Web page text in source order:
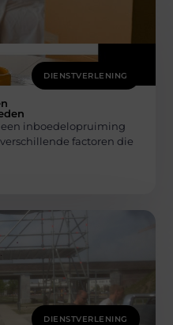
DIENSTVERLENING
een inboedelopruiming
factoren die
DIENSTVERLENING